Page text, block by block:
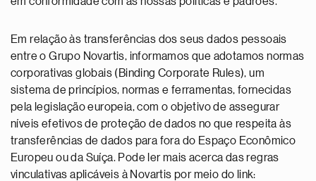
Em relação às transferências dos seus dados pessoais
entre o Grupo Novartis, informamos que adotamos normas
corporativas globais (Binding Corporate Rules), um
sistema de princípios, normas e ferramentas, fornecidas
pela legislação europeia, com o objetivo de assegurar
níveis efetivos de proteção de dados no que respeita às
transferências de dados para fora do Espaço Econômico
Europeu ou da Suíça. Pode ler mais acerca das regras
vinculativas aplicáveis à Novartis por meio do link: